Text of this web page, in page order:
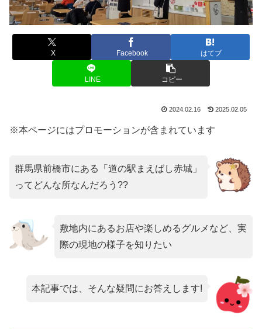
X Facebook はてブ
LINE コピー
2024.02.16 2025.02.05
※本ページにはプロモーションが含まれています
群馬県前橋市にある「道の駅まえばし赤城」
ってどんな所なんだろう??
敷地内にあるお店や楽しめるグルメなど、実
際の現地の様子を知りたい
本記事では、そんな疑問にお答えします!